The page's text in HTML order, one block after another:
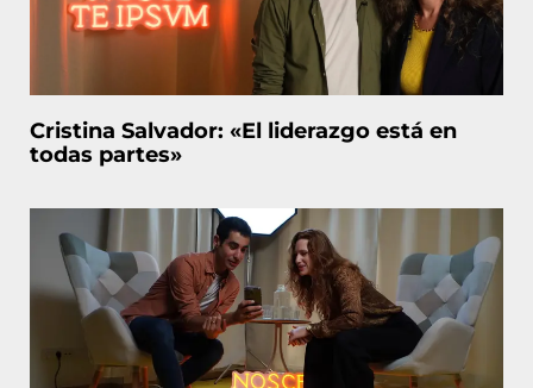
Cristina Salvador: «El liderazgo está en
todas partes»